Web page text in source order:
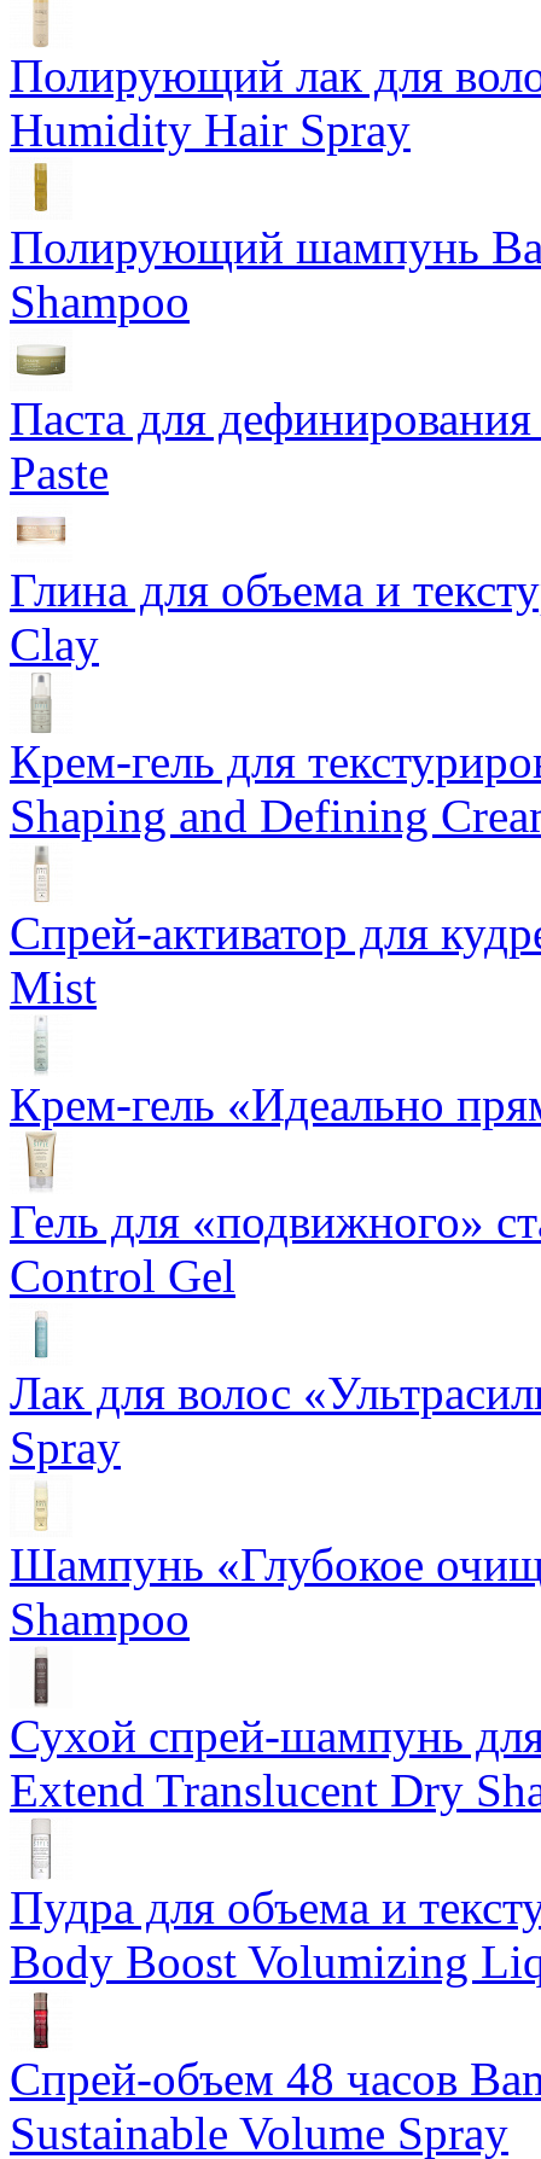
Полирующий лак для
Humidity Hair Spray
Полирующий шампунь
Shampoo
Паста для
Paste
Глина для объема и
Clay
Крем-гель для
Shaping and Defining
Спрей-активатор для
Mist
Крем-гель «Идеально
Гель для «подвижного»
Control Gel
Лак для волос
Spray
Шампунь «Глубокое
Shampoo
Сухой спрей-шампунь
Extend Translucent Dry
Пудра для объема и
Body Boost Volumizing
Спрей-объем 48 часов
Sustainable Volume Spray